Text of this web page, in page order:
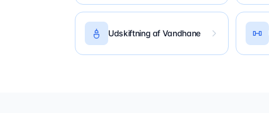
Udskiftning af Vandhane